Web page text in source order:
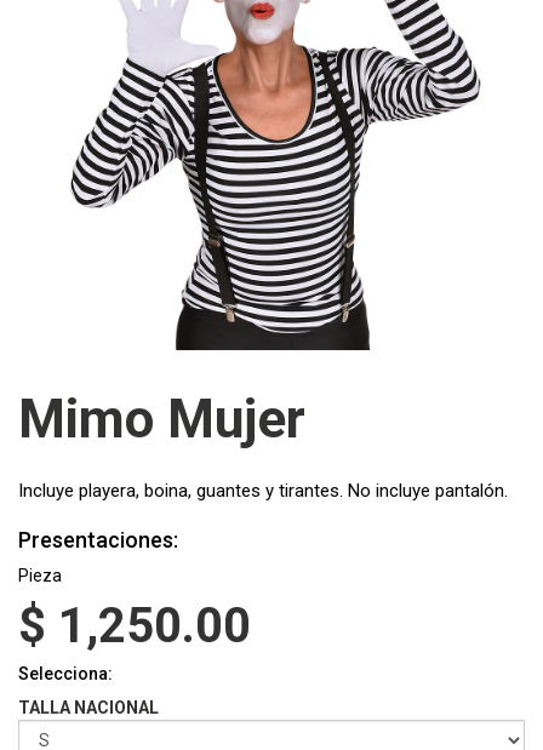
Mimo Mujer
Incluye playera, boina, guantes y tirantes. No incluye pantalón.
Presentaciones:
Pieza
$ 1,250.00
Selecciona:
TALLA NACIONAL